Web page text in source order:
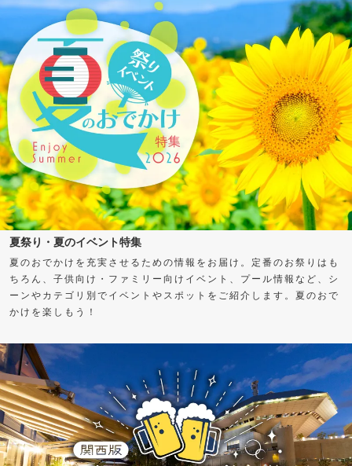
夏祭り・夏のイベント特集
夏のおでかけを充実させるための情報をお届け。定番のお祭りはも
ちろん、子供向け・ファミリー向けイベント、プール情報など、シ
ーンやカテゴリ別でイベントやスポットをご紹介します。夏のおで
かけを楽しもう！